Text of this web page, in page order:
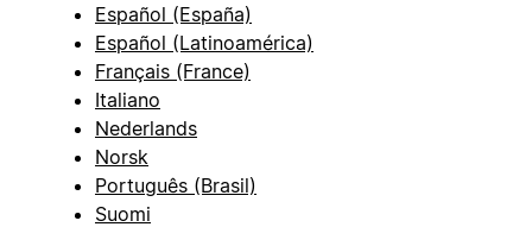
Español (España)
Español (Latinoamérica)
Français (France)
Italiano
Nederlands
Norsk
Português (Brasil)
Suomi